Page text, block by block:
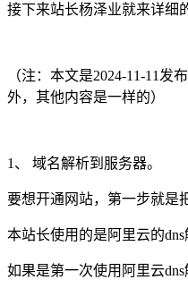
接下来站长杨泽业就来详细
（注：本文是2024-11-11
外，其他内容是一样的）
1、 域名解析到服务器。
要想开通网站，第一步就是
本站长使用的是阿里云的
如果是第一次使用阿里云